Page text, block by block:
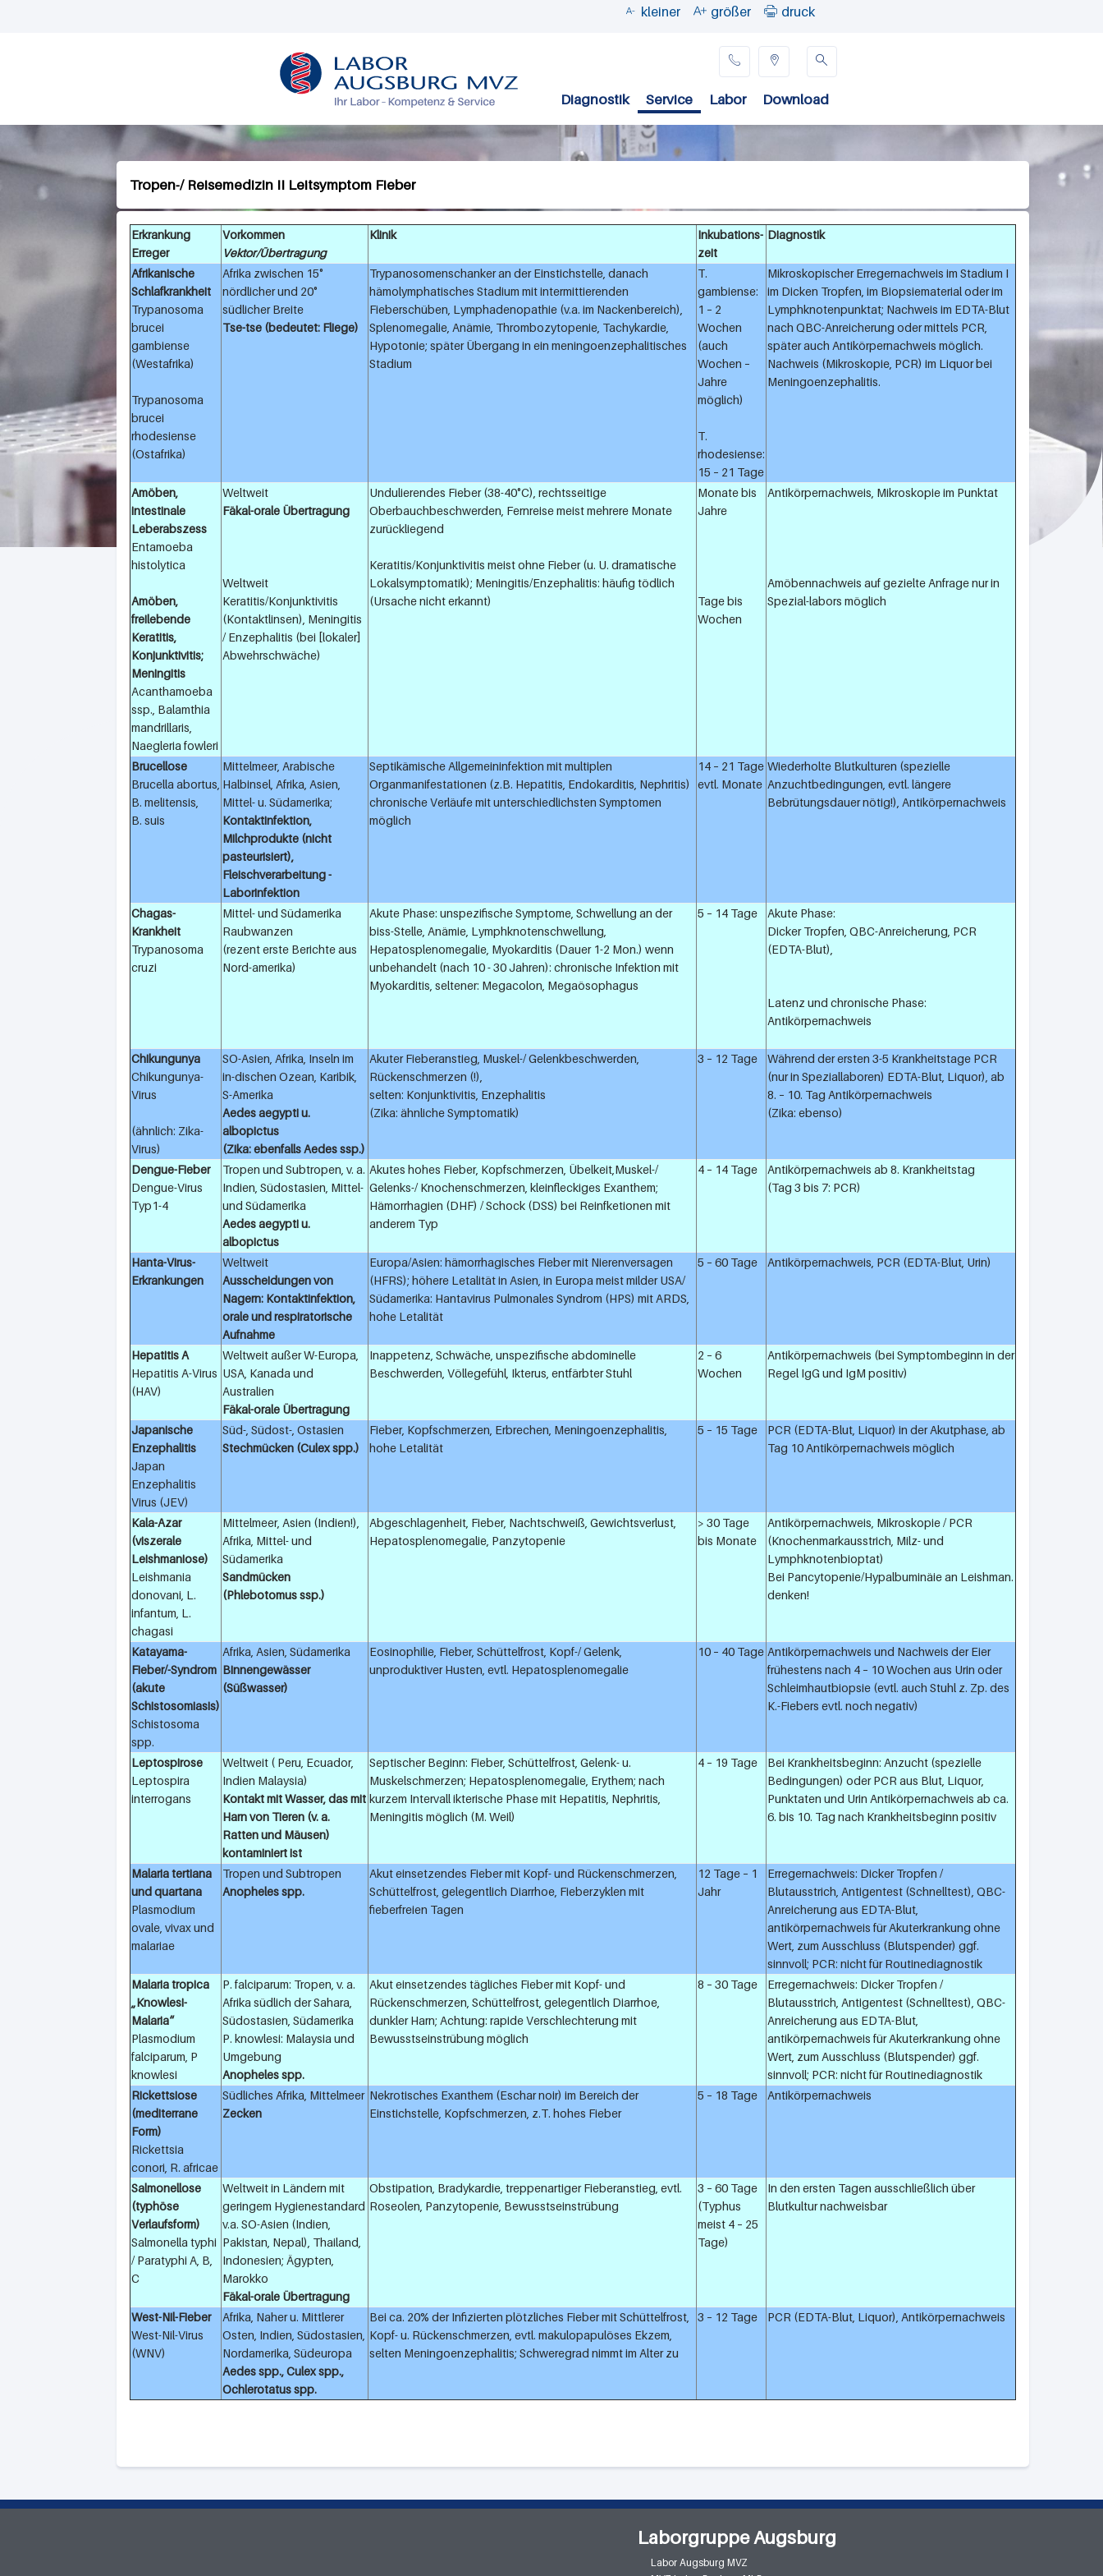
 kleiner  größer  druck
O

Diagnostik Service Labor Download
 
Tropen-/ Reisemedizin II Leitsymptom Fieber
Erkrankung
Erreger
Vorkommen
Vektor/Übertragung
Klinik
Inkubations-
zeit
Diagnostik
Afrikanische
Schlafkrankheit
Trypanosoma
brucei
gambiense
(Westafrika)
Trypanosoma
brucei
rhodesiense
(Ostafrika)
Afrika zwischen 15°
nördlicher und 20°
südlicher Breite
Tse-tse (bedeutet: Fliege)
Trypanosomenschanker an der Einstichstelle, danach
hämolymphatisches Stadium mit intermittierenden
Fieberschüben, Lymphadenopathie (v.a. im Nackenbereich),
Splenomegalie, Anämie, Thrombozytopenie, Tachykardie,
Hypotonie; später Übergang in ein meningoenzephalitisches
Stadium
T.
gambiense:
1 – 2
Wochen
(auch
Wochen –
Jahre
möglich)
T.
rhodesiense:
15 – 21 Tage
Mikroskopischer Erregernachweis im Stadium I
im Dicken Tropfen, im Biopsiematerial oder im
Lymphknotenpunktat; Nachweis im EDTA-Blut
nach QBC-Anreicherung oder mittels PCR,
später auch Antikörpernachweis möglich.
Nachweis (Mikroskopie, PCR) im Liquor bei
Meningoenzephalitis.
Amöben,
intestinale
Leberabszess
Entamoeba
histolytica
Amöben,
freilebende
Keratitis,
Konjunktivitis;
Meningitis
Acanthamoeba
ssp., Balamthia
mandrillaris,
Naegleria fowleri
Weltweit
Fäkal-orale Übertragung
Weltweit
Keratitis/Konjunktivitis
(Kontaktlinsen), Meningitis
/ Enzephalitis (bei [lokaler]
Abwehrschwäche)
Undulierendes Fieber (38-40°C), rechtsseitige
Oberbauchbeschwerden, Fernreise meist mehrere Monate
zurückliegend
Keratitis/Konjunktivitis meist ohne Fieber (u. U. dramatische
Lokalsymptomatik); Meningitis/Enzephalitis: häufig tödlich
(Ursache nicht erkannt)
Monate bis
Jahre
Tage bis
Wochen
Antikörpernachweis, Mikroskopie im Punktat
Amöbennachweis auf gezielte Anfrage nur in
Spezial-labors möglich
Brucellose
Brucella abortus,
B. melitensis,
B. suis
Mittelmeer, Arabische
Halbinsel, Afrika, Asien,
Mittel- u. Südamerika;
Kontaktinfektion,
Milchprodukte (nicht
pasteurisiert),
Fleischverarbeitung -
Laborinfektion
Septikämische Allgemeininfektion mit multiplen
Organmanifestationen (z.B. Hepatitis, Endokarditis, Nephritis)
chronische Verläufe mit unterschiedlichsten Symptomen
möglich
14 – 21 Tage
evtl. Monate
Wiederholte Blutkulturen (spezielle
Anzuchtbedingungen, evtl. längere
Bebrütungsdauer nötig!), Antikörpernachweis
Chagas-
Krankheit
Trypanosoma
cruzi
Mittel- und Südamerika
Raubwanzen
(rezent erste Berichte aus
Nord-amerika)
Akute Phase: unspezifische Symptome, Schwellung an der
biss-Stelle, Anämie, Lymphknotenschwellung,
Hepatosplenomegalie, Myokarditis (Dauer 1-2 Mon.) wenn
unbehandelt (nach 10 - 30 Jahren): chronische Infektion mit
Myokarditis, seltener: Megacolon, Megaösophagus
5 – 14 Tage
Akute Phase:
Dicker Tropfen, QBC-Anreicherung, PCR
(EDTA-Blut),
Latenz und chronische Phase:
Antikörpernachweis
Chikungunya
Chikungunya-
Virus
(ähnlich: Zika-
Virus)
SO-Asien, Afrika, Inseln im
in-dischen Ozean, Karibik,
S-Amerika
Aedes aegypti u.
albopictus
(Zika: ebenfalls Aedes ssp.)
Akuter Fieberanstieg, Muskel-/ Gelenkbeschwerden,
Rückenschmerzen (!),
selten: Konjunktivitis, Enzephalitis
(Zika: ähnliche Symptomatik)
3 – 12 Tage
Während der ersten 3-5 Krankheitstage PCR
(nur in Speziallaboren) EDTA-Blut, Liquor), ab
8. – 10. Tag Antikörpernachweis
(Zika: ebenso)
Dengue-Fieber
Dengue-Virus
Typ1-4
Tropen und Subtropen, v. a.
Indien, Südostasien, Mittel-
und Südamerika
Aedes aegypti u.
albopictus
Akutes hohes Fieber, Kopfschmerzen, Übelkeit,Muskel-/
Gelenks-/ Knochenschmerzen, kleinfleckiges Exanthem;
Hämorrhagien (DHF) / Schock (DSS) bei Reinfketionen mit
anderem Typ
4 – 14 Tage
Antikörpernachweis ab 8. Krankheitstag
(Tag 3 bis 7: PCR)
Hanta-Virus-
Erkrankungen
Weltweit
Ausscheidungen von
Nagern: Kontaktinfektion,
orale und respiratorische
Aufnahme
Europa/Asien: hämorrhagisches Fieber mit Nierenversagen
(HFRS); höhere Letalität in Asien, in Europa meist milder USA/
Südamerika: Hantavirus Pulmonales Syndrom (HPS) mit ARDS,
hohe Letalität
5 – 60 Tage Antikörpernachweis, PCR (EDTA-Blut, Urin)
Hepatitis A
Hepatitis A-Virus
(HAV)
Weltweit außer W-Europa,
USA, Kanada und
Australien
Fäkal-orale Übertragung
Inappetenz, Schwäche, unspezifische abdominelle
Beschwerden, Völlegefühl, Ikterus, entfärbter Stuhl
2 – 6
Wochen
Antikörpernachweis (bei Symptombeginn in der
Regel IgG und IgM positiv)
Japanische
Enzephalitis
Japan
Enzephalitis
Virus (JEV)
Süd-, Südost-, Ostasien
Stechmücken (Culex spp.)
Fieber, Kopfschmerzen, Erbrechen, Meningoenzephalitis,
hohe Letalität
5 – 15 Tage
PCR (EDTA-Blut, Liquor) in der Akutphase, ab
Tag 10 Antikörpernachweis möglich
Kala-Azar
(viszerale
Leishmaniose)
Leishmania
donovani, L.
infantum, L.
chagasi
Mittelmeer, Asien (Indien!),
Afrika, Mittel- und
Südamerika
Sandmücken
(Phlebotomus ssp.)
Abgeschlagenheit, Fieber, Nachtschweiß, Gewichtsverlust,
Hepatosplenomegalie, Panzytopenie
> 30 Tage
bis Monate
Antikörpernachweis, Mikroskopie / PCR
(Knochenmarkausstrich, Milz- und
Lymphknotenbioptat)
Bei Pancytopenie/Hypalbuminäie an Leishman.
denken!
Katayama-
Fieber/-Syndrom
(akute
Schistosomiasis)
Schistosoma
spp.
Afrika, Asien, Südamerika
Binnengewässer
(Süßwasser)
Eosinophilie, Fieber, Schüttelfrost, Kopf-/ Gelenk,
unproduktiver Husten, evtl. Hepatosplenomegalie
10 – 40 Tage Antikörpernachweis und Nachweis der Eier
frühestens nach 4 – 10 Wochen aus Urin oder
Schleimhautbiopsie (evtl. auch Stuhl z. Zp. des
K.-Fiebers evtl. noch negativ)
Leptospirose
Leptospira
interrogans
Weltweit ( Peru, Ecuador,
Indien Malaysia)
Kontakt mit Wasser, das mit
Harn von Tieren (v. a.
Ratten und Mäusen)
kontaminiert ist
Septischer Beginn: Fieber, Schüttelfrost, Gelenk- u.
Muskelschmerzen; Hepatosplenomegalie, Erythem; nach
kurzem Intervall ikterische Phase mit Hepatitis, Nephritis,
Meningitis möglich (M. Weil)
4 – 19 Tage
Bei Krankheitsbeginn: Anzucht (spezielle
Bedingungen) oder PCR aus Blut, Liquor,
Punktaten und Urin Antikörpernachweis ab ca.
6. bis 10. Tag nach Krankheitsbeginn positiv
Malaria tertiana
und quartana
Plasmodium
ovale, vivax und
malariae
Tropen und Subtropen
Anopheles spp.
Akut einsetzendes Fieber mit Kopf- und Rückenschmerzen,
Schüttelfrost, gelegentlich Diarrhoe, Fieberzyklen mit
fieberfreien Tagen
12 Tage – 1
Jahr
Erregernachweis: Dicker Tropfen /
Blutausstrich, Antigentest (Schnelltest), QBC-
Anreicherung aus EDTA-Blut,
antikörpernachweis für Akuterkrankung ohne
Wert, zum Ausschluss (Blutspender) ggf.
sinnvoll; PCR: nicht für Routinediagnostik
Malaria tropica
„Knowlesi-
Malaria“
Plasmodium
falciparum, P
knowlesi
P. falciparum: Tropen, v. a.
Afrika südlich der Sahara,
Südostasien, Südamerika
P. knowlesi: Malaysia und
Umgebung
Anopheles spp.
Akut einsetzendes tägliches Fieber mit Kopf- und
Rückenschmerzen, Schüttelfrost, gelegentlich Diarrhoe,
dunkler Harn; Achtung: rapide Verschlechterung mit
Bewusstseinstrübung möglich
8 – 30 Tage
Erregernachweis: Dicker Tropfen /
Blutausstrich, Antigentest (Schnelltest), QBC-
Anreicherung aus EDTA-Blut,
antikörpernachweis für Akuterkrankung ohne
Wert, zum Ausschluss (Blutspender) ggf.
sinnvoll; PCR: nicht für Routinediagnostik
Rickettsiose
(mediterrane
Form)
Rickettsia
conori, R. africae
Südliches Afrika, Mittelmeer
Zecken
Nekrotisches Exanthem (Eschar noir) im Bereich der
Einstichstelle, Kopfschmerzen, z.T. hohes Fieber
5 – 18 Tage Antikörpernachweis
Salmonellose
(typhöse
Verlaufsform)
Salmonella typhi
/ Paratyphi A, B,
C
Weltweit in Ländern mit
geringem Hygienestandard
v.a. SO-Asien (Indien,
Pakistan, Nepal), Thailand,
Indonesien; Ägypten,
Marokko
Fäkal-orale Übertragung
Obstipation, Bradykardie, treppenartiger Fieberanstieg, evtl.
Roseolen, Panzytopenie, Bewusstseinstrübung
3 – 60 Tage
(Typhus
meist 4 – 25
Tage)
In den ersten Tagen ausschließlich über
Blutkultur nachweisbar
West-Nil-Fieber
West-Nil-Virus
(WNV)
Afrika, Naher u. Mittlerer
Osten, Indien, Südostasien,
Nordamerika, Südeuropa
Aedes spp., Culex spp.,
Ochlerotatus spp.
Bei ca. 20% der Infizierten plötzliches Fieber mit Schüttelfrost,
Kopf- u. Rückenschmerzen, evtl. makulopapulöses Ekzem,
selten Meningoenzephalitis; Schweregrad nimmt im Alter zu
3 – 12 Tage PCR (EDTA-Blut, Liquor), Antikörpernachweis
Laborgruppe Augsburg
Labor Augsburg MVZ